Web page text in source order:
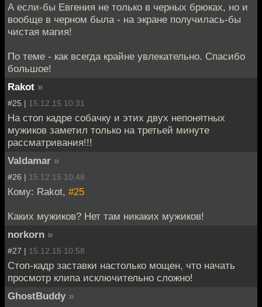
А если-бы Евгения не только в черных брюках, но и
вообще в черном была - на экране получилась-бы
чистая магия!
По теме - как всегда крайне увлекательно. Спасибо
большое!
Rakot »
#25 | 15.12.15 10:31
На стоп кадре собачку и этих двух непонятных
мужиков заметил только на третьей минуте
рассматривания!!!
Valdamar »
#26 | 15.12.15 10:48
Кому: Rakot, #25
Каких мужиков? Нет там никаких мужиков!
norkorn »
#27 | 15.12.15 10:58
Стоп-кадр заставки настолько мощен, что начать
просмотр клипа исключительно сложно!
GhostBuddy »